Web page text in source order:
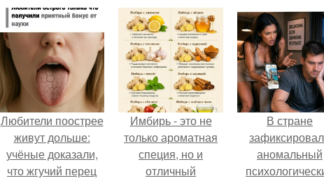
Гарика Харламова.
терроризмом.
Любители поострее
живут дольше:
учёные доказали,
что жгучий перец
Имбирь - это не
только ароматная
специя, но и
отличный
В стране
аномальный